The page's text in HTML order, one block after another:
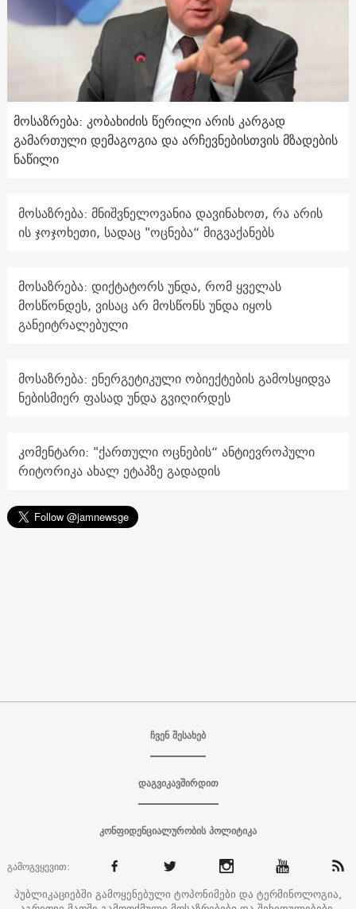
მოსაზრება: კობახიძის წერილი არის კარგად
გამართული დემაგოგია და არჩევნებისთვის მზადების
ნაწილი
მოსაზრება: მნიშვნელოვანია დავინახოთ, რა არის
ის ჯოჯოხეთი, სადაც "ოცნება“ მიგვაქანებს
მოსაზრება: დიქტატორს უნდა, რომ ყველას
მოსწონდეს, ვისაც არ მოსწონს უნდა იყოს
განეიტრალებული
მოსაზრება: ენერგეტიკული ობიექტების გამოსყიდვა
ნებისმიერ ფასად უნდა გვიღირდეს
კომენტარი: "ქართული ოცნების“ ანტიევროპული
რიტორიკა ახალ ეტაპზე გადადის
ჩვენ შესახებ
დაგვიკავშირდით
კონფიდენციალურობის პოლიტიკა
გამოგვყევით:
პუბლიკაციებში გამოყენებული ტოპონიმები და ტერმინოლოგია,